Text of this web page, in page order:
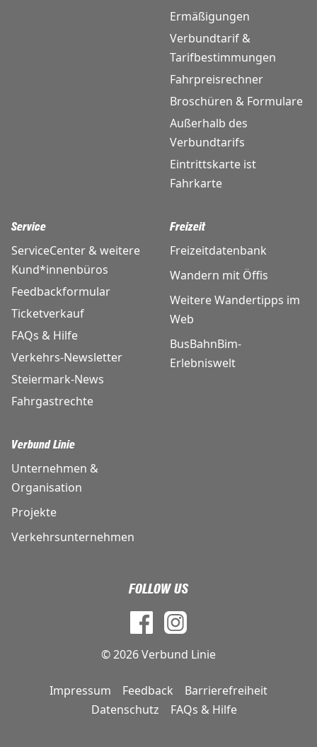
Ermäßigungen
Verbundtarif &
Tarifbestimmungen
Fahrpreisrechner
Broschüren & Formulare
Außerhalb des
Verbundtarifs
Eintrittskarte ist
Fahrkarte
Service
ServiceCenter & weitere
Kund*innenbüros
Feedbackformular
Ticketverkauf
FAQs & Hilfe
Verkehrs-Newsletter
Steiermark-News
Fahrgastrechte
Freizeit
Freizeitdatenbank
Wandern mit Öffis
Weitere Wandertipps im
Web
BusBahnBim-
Erlebniswelt
Verbund Linie
Unternehmen &
Organisation
Projekte
Verkehrsunternehmen
FOLLOW US
© 2026 Verbund Linie
Impressum Feedback
Barrierefreiheit
Datenschutz
FAQs & Hilfe